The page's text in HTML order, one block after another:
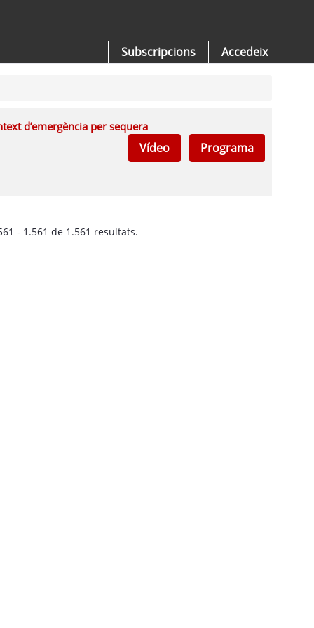
Subscripcions Accedeix
d’emergència per sequera
Vídeo Programa
- 1.561 de 1.561 resultats.